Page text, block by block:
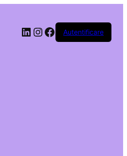
LinkedIn
Instagram
Facebook
Autentificare